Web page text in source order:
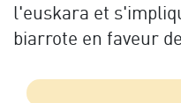
l'euskara et
biarrote en faveur